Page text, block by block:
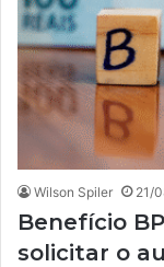
Wilson Spiler 21/
Benefício
solicitar o